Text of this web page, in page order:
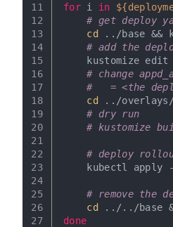
11
12
13
14
15
16
17
18
19
20
21
22
23
24
25
26
27
for i in
# get deploy
cd
../base &&
# add the
kustomize edit
# change
#   = <the
cd
../overlays/
# dry run
# kustomize
# deploy
kubectl apply
# remove the
cd
../../base
done